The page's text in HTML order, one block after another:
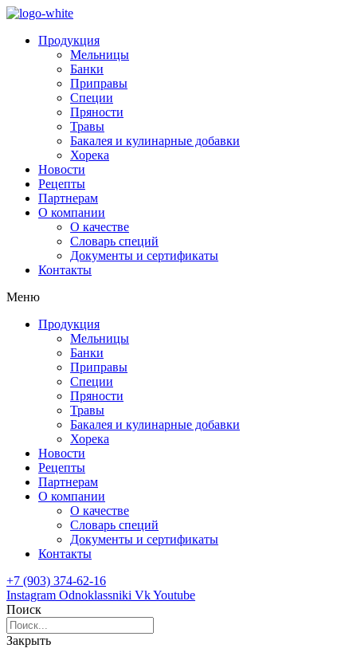
Продукция
Мельницы
Банки
Приправы
Специи
Пряности
Травы
Бакалея и кулинарные добавки
Хорека
Новости
Рецепты
Партнерам
О компании
О качестве
Словарь специй
Документы и сертификаты
Контакты
Меню
Продукция
Мельницы
Банки
Приправы
Специи
Пряности
Травы
Бакалея и кулинарные добавки
Хорека
Новости
Рецепты
Партнерам
О компании
О качестве
Словарь специй
Документы и сертификаты
Контакты
+7 (903) 374-62-16
Instagram Odnoklassniki VkYoutube
Поиск
Закрыть